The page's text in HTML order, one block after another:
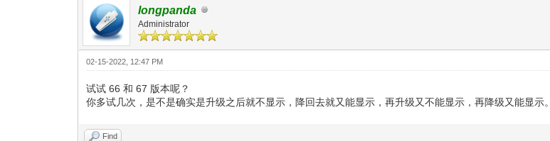
longpanda
Administrator
02-15-2022, 12:47 PM
试试 66 和 67 版本呢？
你多试几次，是不是确实是升级之后就不显示，降回去就又能显示，再升级又不能显示，再降级又能显示。
Find